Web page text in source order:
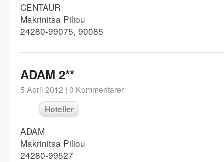
CENTAUR
Makrinitsa Piliou
24280-99075, 90085
ADAM 2**
5 April 2012 | 0 Kommentarer
Hoteller
ADAM
Makrinitsa Piliou
24280-99527